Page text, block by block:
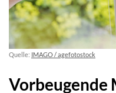
Quelle: IMAGO / agefotostock
Vorbeugende